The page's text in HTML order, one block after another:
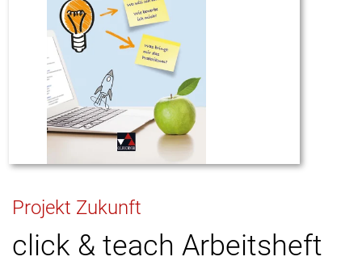
Projekt Zukunft
click & teach Arbeitsheft